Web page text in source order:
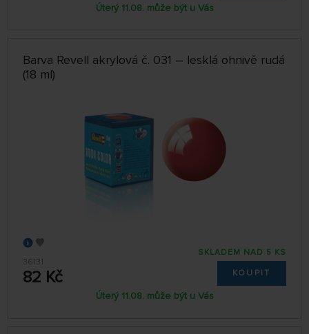
Úterý 11.08. může být u Vás
Barva Revell akrylová č. 031 – lesklá ohnivě rudá
(18 ml)
36131
82 Kč
SKLADEM NAD 5 KS
KOUPIT
Úterý 11.08. může být u Vás